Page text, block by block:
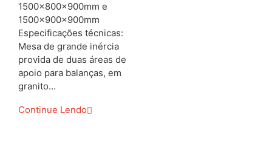
1500x800x900mm e
1500x900x900mm
Especificações técnicas:
Mesa de grande inércia
provida de duas áreas de
apoio para balanças, em
granito…
Continue Lendo